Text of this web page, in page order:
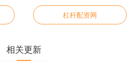
杠杆配资网
相关更新